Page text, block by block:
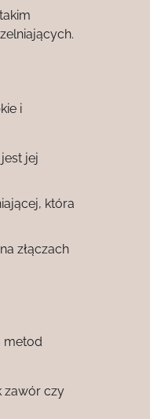
i
jej
która
złączach
metod
zawór czy